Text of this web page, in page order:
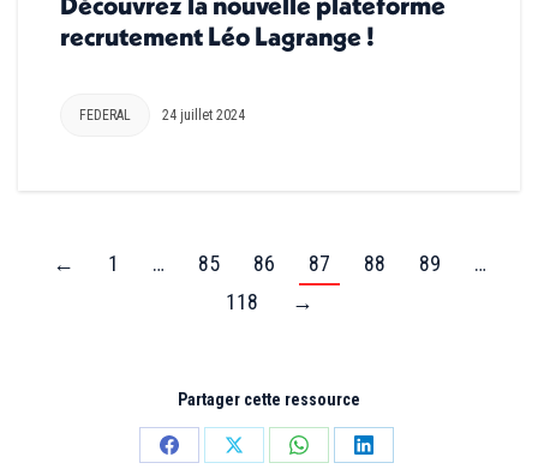
recrutement Léo Lagrange !
FEDERAL 24 juillet 2024
← 1 … 85 86 87 88 89
…
118
→
Partager cette ressource
PartagerPartagerPartagerPartager